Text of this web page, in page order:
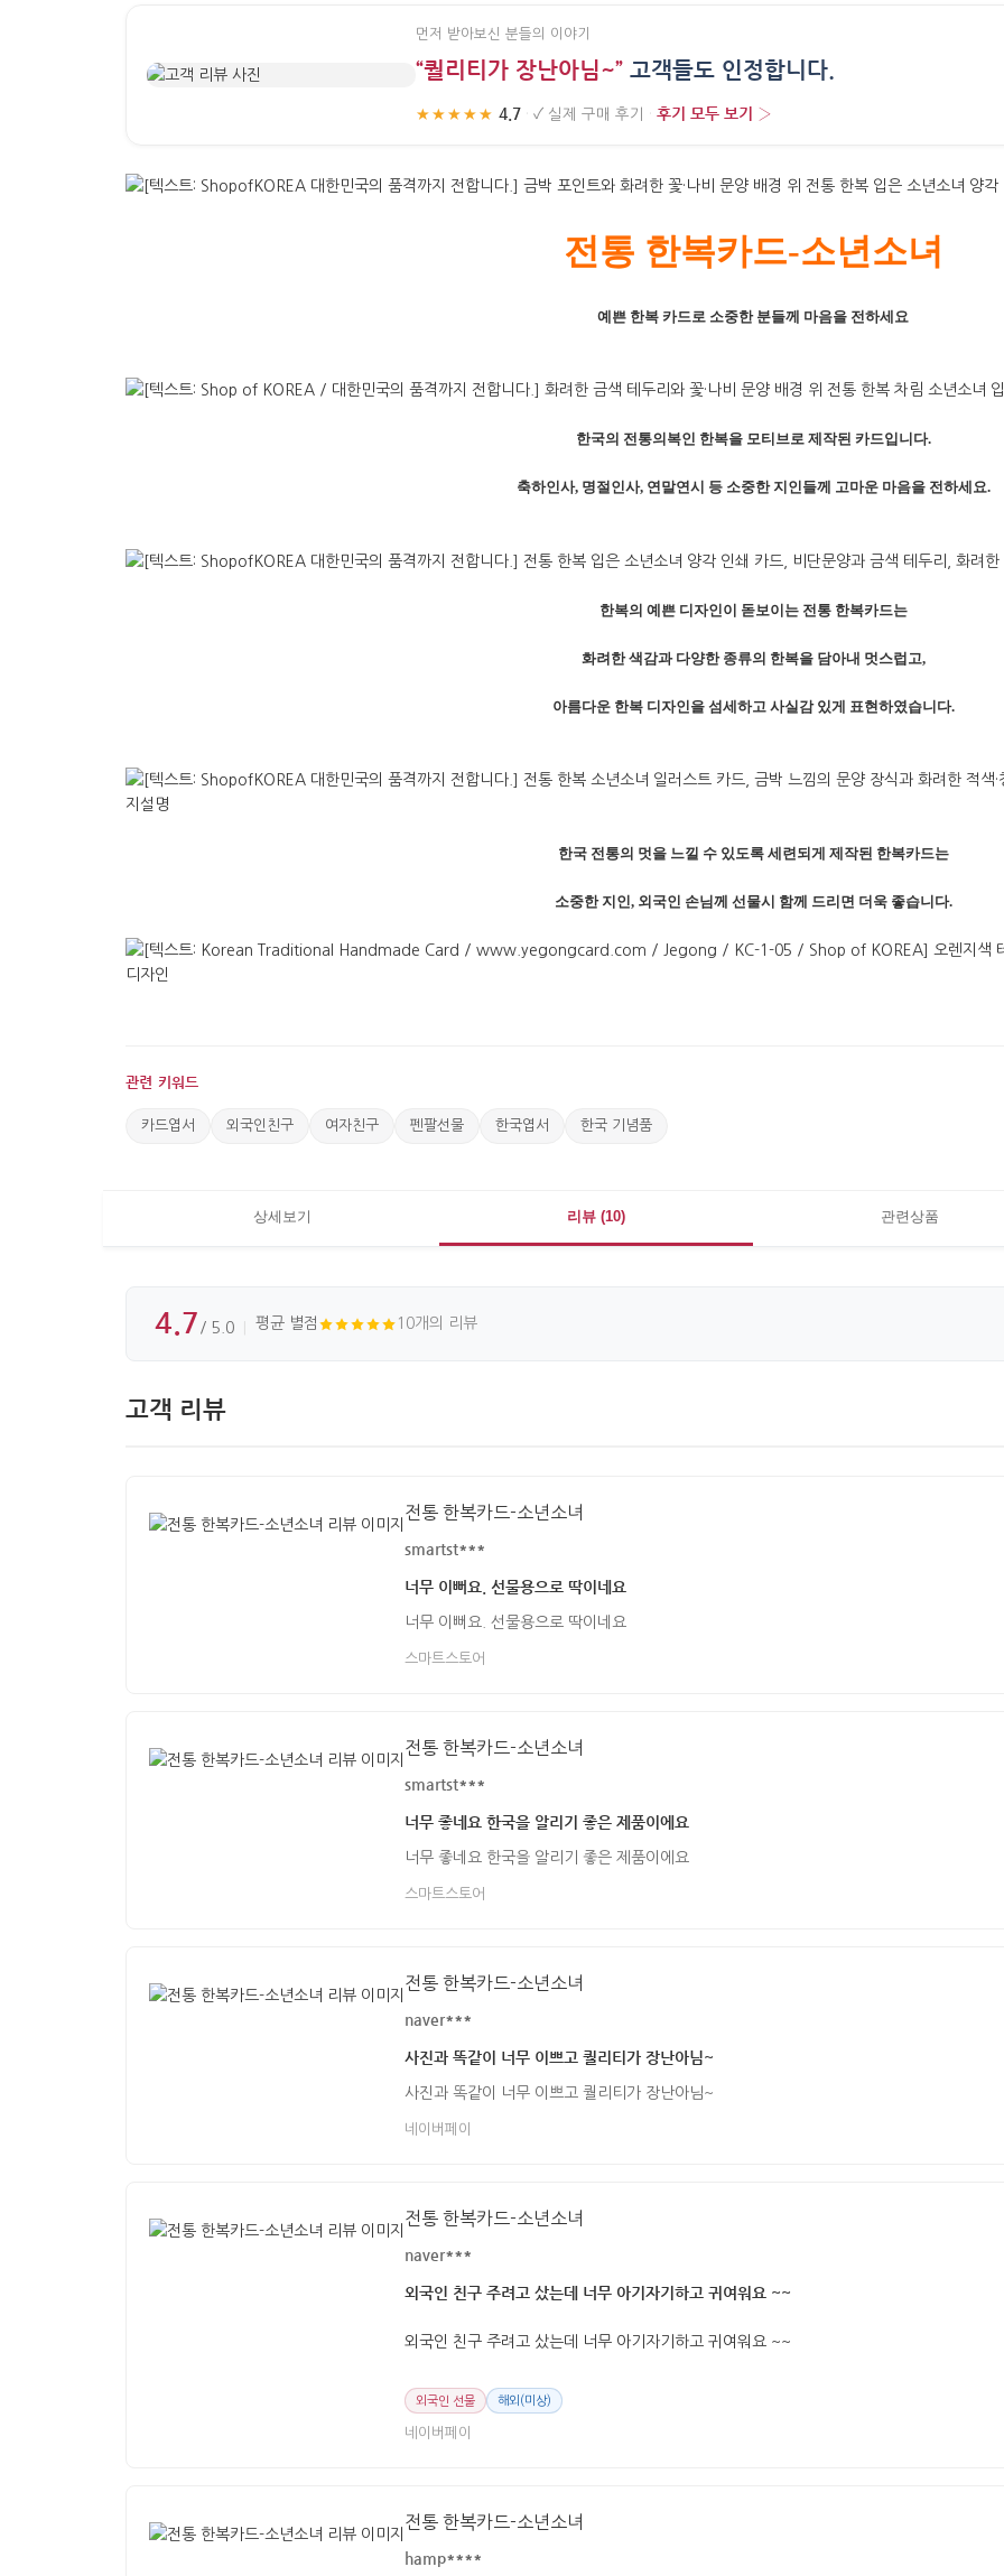
먼저 받아보신 분들의 이야기
“퀄리티가 장난아님~” 고객들도 인정합니다.
★★★★★ 4.7 · ✓ 실제 구매 후기 · 후기 모두 보기 ›
전통 한복카드-소년소녀
예쁜 한복 카드로 소중한 분들께 마음을 전하세요
한국의 전통의복인 한복을 모티브로 제작된 카드입니다.
축하인사, 명절인사, 연말연시 등 소중한 지인들께 고마운 마음을 전하세요.
한복의 예쁜 디자인이 돋보이는 전통 한복카드는
화려한 색감과 다양한 종류의 한복을 담아내 멋스럽고,
아름다운 한복 디자인을 섬세하고 사실감 있게 표현하였습니다.
한국 전통의 멋을 느낄 수 있도록 세련되게 제작된 한복카드는
소중한 지인, 외국인 손님께 선물시 함께 드리면 더욱 좋습니다.
관련 키워드
카드엽서 외국인친구 여자친구 펜팔선물 한국엽서 한국 기념품
상세보기 리뷰 (10) 관련상품
4.7 / 5.0 평균 별점 10개의 리뷰
고객 리뷰
전통 한복카드-소년소녀
smartst***
너무 이뻐요. 선물용으로 딱이네요
너무 이뻐요. 선물용으로 딱이네요
스마트스토어
전통 한복카드-소년소녀
smartst***
너무 좋네요 한국을 알리기 좋은 제품이에요
너무 좋네요 한국을 알리기 좋은 제품이에요
스마트스토어
전통 한복카드-소년소녀
naver***
사진과 똑같이 너무 이쁘고 퀄리티가 장난아님~
사진과 똑같이 너무 이쁘고 퀄리티가 장난아님~
네이버페이
전통 한복카드-소년소녀
naver***
외국인 친구 주려고 샀는데 너무 아기자기하고 귀여워요 ~~
외국인 친구 주려고 샀는데 너무 아기자기하고 귀여워요 ~~
외국인 선물 해외(미상)
네이버페이
전통 한복카드-소년소녀
hamp****